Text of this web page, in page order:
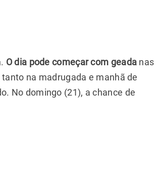
O dia pode começar com geada nas
na madrugada e manhã de
No domingo (21), a chance de